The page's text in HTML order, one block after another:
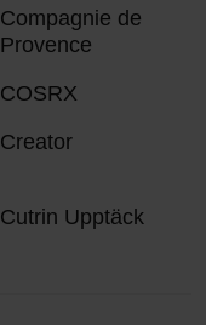
Compagnie de
Provence
COSRX
Creator
Cutrin Upptäck